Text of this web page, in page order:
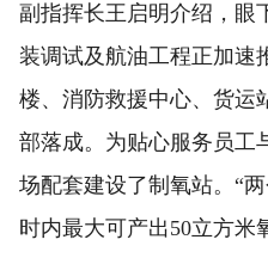
副指挥长王启明介绍，眼
装调试及航油工程正加速
楼、消防救援中心、货运
部落成。为贴心服务员工
场配套建设了制氧站。“
时内最大可产出50立方米